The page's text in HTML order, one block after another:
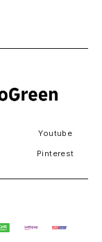
Youtube
Pinterest